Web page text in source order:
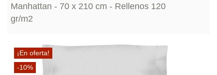
Manhattan - 70 x 210 cm - Rellenos 120
gr/m2
¡En oferta!
-10%